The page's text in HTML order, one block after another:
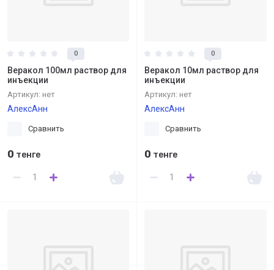
0
Веракол 100мл раствор для
инъекции
Артикул: нет
АлексАнн
Сравнить
0 тенге
0
Веракол 10мл раствор для
инъекции
Артикул: нет
АлексАнн
Сравнить
0 тенге